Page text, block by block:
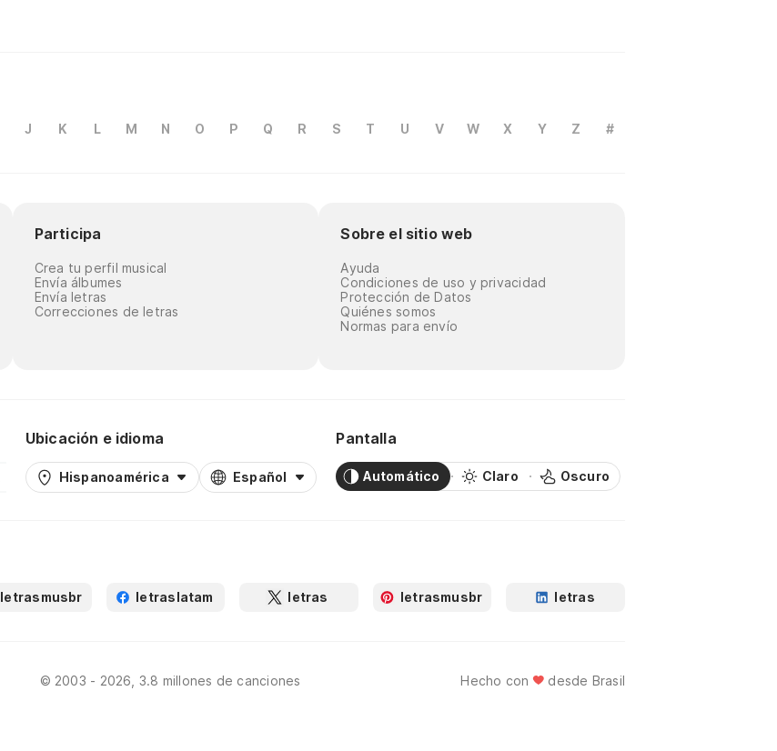
J K L M N O P Q R S T U V W X Y Z #
Participa
Crea tu perfil musical
Envía álbumes
Envía letras
Correcciones de letras
Sobre el sitio web
Ayuda
Condiciones de uso y privacidad
Protección de Datos
Quiénes somos
Normas para envío
Ubicación e idioma
Hispanoamérica Español
Pantalla
Automático Claro Oscuro
letrasmusbr letraslatam letras letrasmusbr letras
© 2003 - 2026, 3.8 millones de canciones Hecho con desde Brasil